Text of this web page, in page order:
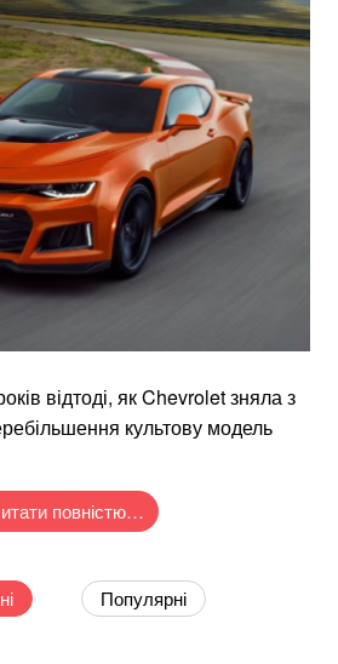
відтоді, як Chevrolet зняла з
культову модель
повністю…
Популярні